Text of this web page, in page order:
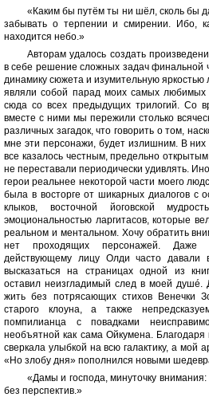
«Каким бы путём ты ни шёл, сколь бы
забывать о терпении и смирении. Ибо,
находится небо.»
Авторам удалось создать
в себе решение сложных задач финальной
динамику сюжета и изумительную яркостью
являли собой парад моих самых
сюда со всех предыдущих трилогий. Со
вместе с ними мы пережили столько
различных загадок, что говорить о том,
мне эти персонажи, будет излишним. В них
все казалось честным, предельно
не переставали периодически удивлять.
герои реальнее некоторой части моего
была в восторге от шикарных диалогов с
клыков, восточной йоговской
эмоциональностью ларгитасов, которые
реальном и ментальном. Хочу обратить
нет проходящих персонажей. Даже
действующему лицу Олди часто давали
высказаться на страницах одной из
оставил неизгладимый след в моей душé.
жить без потрясающих стихов Венечки
старого клоуна, а также
помпилианца с повадками
необъятной как сама Ойкумена.
сверкала улыбкой на всю галактику, а мой
«Но злобу дня» пополнился новыми
«Дамы и господа, минуточку
без перспектив.»